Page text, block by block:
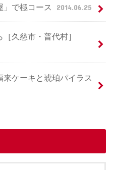
」で極コース 2014.06.25
久慈市・普代村］
ケーキと琥珀パイラス